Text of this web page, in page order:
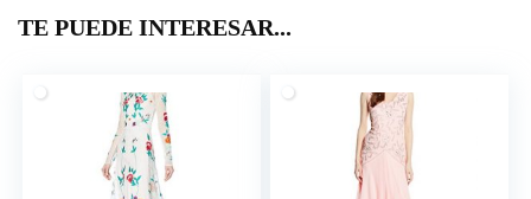
TE PUEDE INTERESAR...